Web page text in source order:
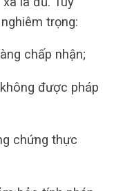
trọng:
chấp nhận;
được pháp
chứng thực